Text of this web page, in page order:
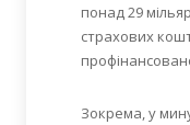
понад 29
страхових
Зокрема, у